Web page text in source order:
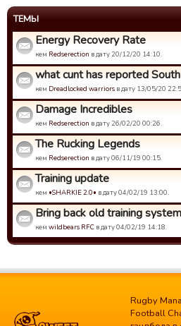
ТЕМЫ
Energy Recovery Rate
кем Redserection в дату 20/12/20 14:10.
what cunt has reported
кем Dreadlocked warriors в дату 13/05/20
Damage Incredibles
кем Redserection в дату 26/02/20 00:26.
The Rucking Legends
кем Redserection в дату 06/11/19 00:15.
Training update
кем •SHARKIE 2.0• в дату 04/02/19 13:00.
Bring back old training system
кем wildbears RFC в дату 04/02/19 14:18.
Rugby
Football